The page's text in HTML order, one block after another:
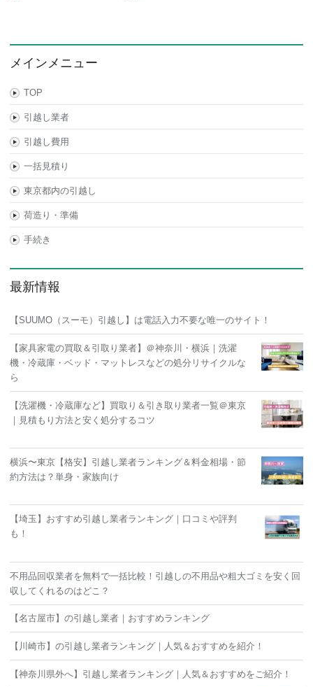
メインメニュー
TOP
引越し業者
引越し費用
一括見積り
東京都内の引越し
荷造り・準備
手続き
最新情報
【SUUMO（スーモ）引越し】は電話入力不要な唯一のサイト！
【家具家電の買取＆引取り業者】＠神奈川・横浜｜洗濯
機・冷蔵庫・ベッド・マットレスなどの処分リサイクルな
ら
【洗濯機・冷蔵庫など】買取り＆引き取り業者一覧＠東京
｜見積もり方法と安く処分するコツ
横浜〜東京【格安】引越し業者ランキング＆料金相場・節
約方法は？単身・家族向け
【埼玉】おすすめ引越し業者ランキング｜口コミや評判
も！
不用品回収業者を無料で一括比較！引越しの不用品や粗大ゴミを安く回
収してくれるのはどこ？
【名古屋市】の引越し業者｜おすすめランキング
【川崎市】の引越し業者ランキング｜人気＆おすすめを紹介！
【神奈川県外へ】引越し業者ランキング｜人気＆おすすめをご紹介！